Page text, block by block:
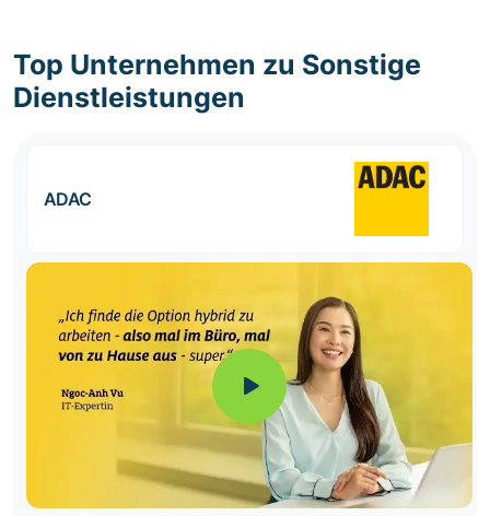
Top Unternehmen zu Sonstige
Dienstleistungen
ADAC